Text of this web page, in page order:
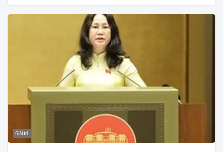
Giải trí